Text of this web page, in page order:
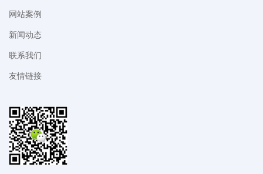
网站案例
新闻动态
联系我们
友情链接